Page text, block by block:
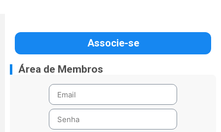
Associe-se
Área de Membros